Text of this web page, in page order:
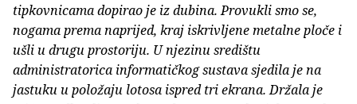
tipkovnicama dopirao je iz dubina. Provukli smo se,
nogama prema naprijed, kraj iskrivljene metalne ploče i
ušli u drugu prostoriju. U njezinu središtu
administratorica informatičkog sustava sjedila je na
jastuku u položaju lotosa ispred tri ekrana. Držala je